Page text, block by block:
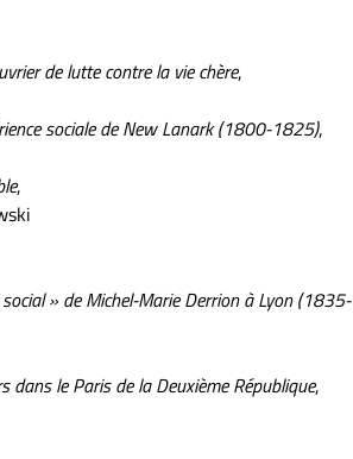
de lutte contre la vie chère,
sociale de New Lanark (1800-1825),
,
» de Michel-Marie Derrion à Lyon (1835-
dans le Paris de la Deuxième République,